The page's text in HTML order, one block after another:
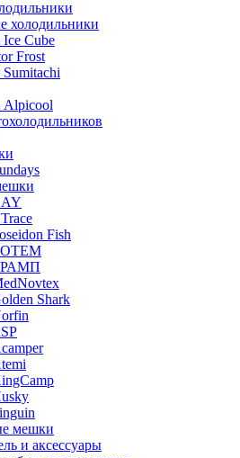
холодильники
Cube
Frost
Alpicool
Fish
Shark
мешки
и аксессуары